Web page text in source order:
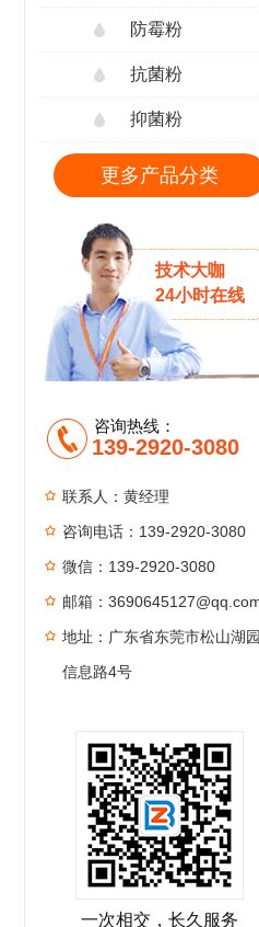
防霉粉
抗菌粉
抑菌粉
更多产品分类
技术大咖
24小时在线
咨询热线：
139-2920-3080
联系人：黄经理
咨询电话：139-2920-3080
微信：139-2920-3080
邮箱：
地址：广东省东莞市松山湖
信息路4号
一次相交，长久服务